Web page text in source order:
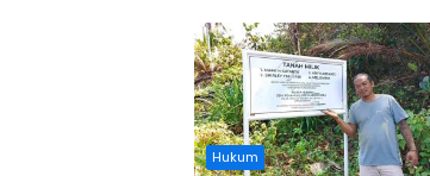
Ditanggung BPJS
Hukum